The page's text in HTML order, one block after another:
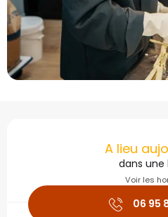
Ouverture
A lieu
dans une
Voir les
06 95